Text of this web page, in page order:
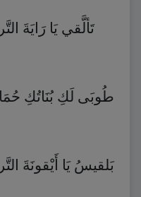
تَألَّقي يَا رَايَةَ
طُوبَى لَكِ بُنَاتُكِ
بَلقيسُ يَا أَيْقونَةَ